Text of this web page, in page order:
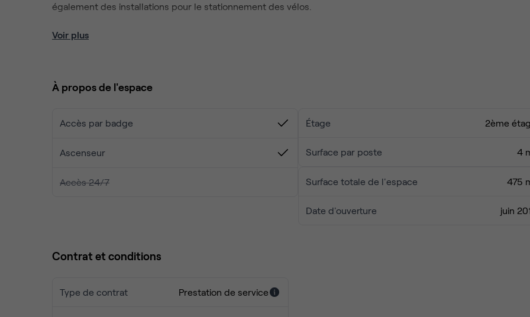
également des installations pour le stationnement des vélos.
Profitez de la liberté de travailler selon vos préférences, que ce soit sur la terrasse ensoleillée ou dans l'open
Voir plus
À propos de l'espace
Accès par badge
Ascenseur
Accès 24/7
Étage 2ème
Surface par poste 4
Surface totale de l'espace 475
Date d'ouverture juin
Contrat et conditions
Type de contrat Prestation de service